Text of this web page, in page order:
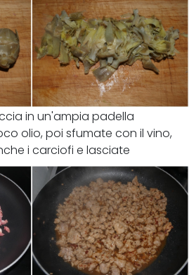
in un'ampia padella
olio, poi sfumate con il vino,
i carciofi e lasciate